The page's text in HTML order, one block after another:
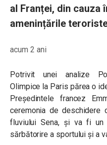
al Franței, din
amenințările
acum 2 ani
Potrivit unei analize
Olimpice la Paris părea o
Președintele francez
ceremonia de
fluviului Sena, și va fi un
sărbătorire a sportului și a